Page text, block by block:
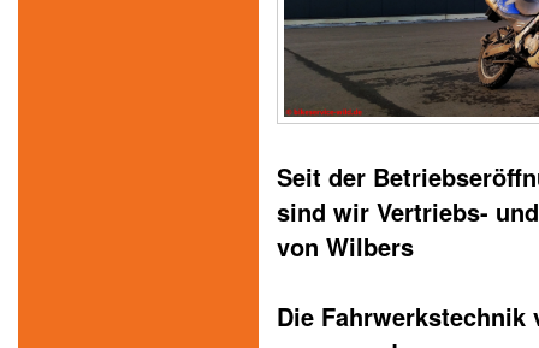
Seit der
sind wir Vertriebs-
von Wilbers
Die Fahrwerkstechnik